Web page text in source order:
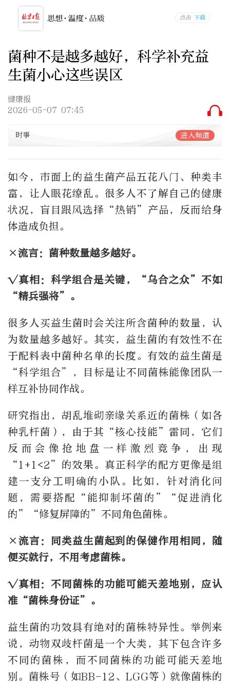
菌种不是越多越好，科学补充益
生菌小心这些误区
健康报
2026-05-07 07:45
时事 进入频道
如今，市面上的益生菌产品五花八门、种类丰
富，让人眼花缭乱。很多人不了解自己的健康
状况，盲目跟风选择“热销”产品，反而给身
体造成负担。
×流言：菌种数量越多越好。
√真相：科学组合是关键，“乌合之众”不如
“精兵强将”。
很多人买益生菌时会关注所含菌种的数量，认
为数量越多越好。其实，益生菌的有效性不在
于配料表中菌种名单的长度。有效的益生菌是
“科学组合”，目标是让不同菌株能像团队一
样互补协同作战。
研究指出，胡乱堆砌亲缘关系近的菌株（如各
种乳杆菌），由于其“核心技能”雷同，它们
反而会像抢地盘一样激烈竞争，出现
“1+1<2”的效果。真正科学的配方更像是组
建一支分工明确的小队。比如，针对消化问
题，需要搭配“能抑制坏菌的”“促进消化
的”“修复屏障的”不同角色菌株。
×流言：同类益生菌起到的保健作用相同，随
便买就行，不用考虑菌株。
√真相：不同菌株的功能可能天差地别，应认
准“菌株身份证”。
益生菌的功效具有绝对的菌株特异性。举例来
说，动物双歧杆菌是一个大类，其下包含许多
不同的菌株，而不同菌株的功能可能天差地
别。菌株号（如BB-12、LGG等）就像菌株的